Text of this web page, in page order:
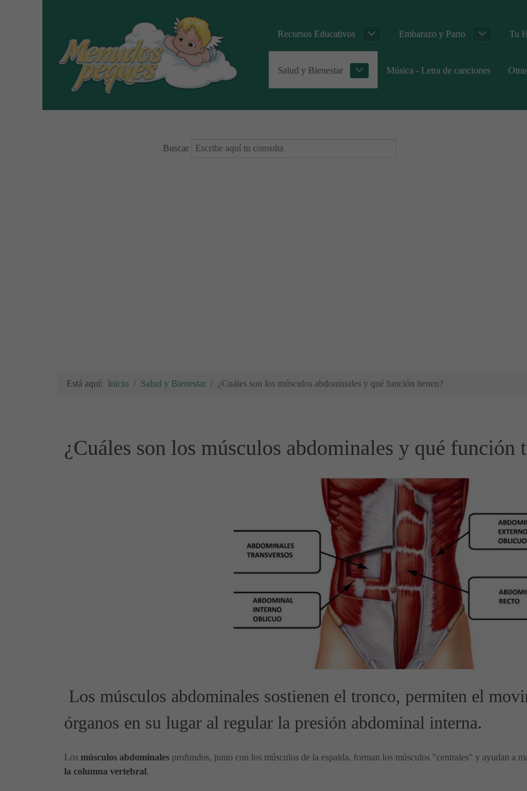
Recursos Educativos Embarazo y Parto Tu
Salud y Bienestar Música - Letra de canciones
Buscar
Está aquí: Inicio Salud y Bienestar ¿Cuáles son los músculos abdominales y qué función tienen?
¿Cuáles son los músculos abdominales y qué función
Los músculos abdominales sostienen el tronco, permiten el
órganos en su lugar al regular la presión abdominal interna.
Los músculos abdominales profundos, junto con los músculos de la espalda, forman los músculos "centrales" y ayudan a
la columna vertebral.